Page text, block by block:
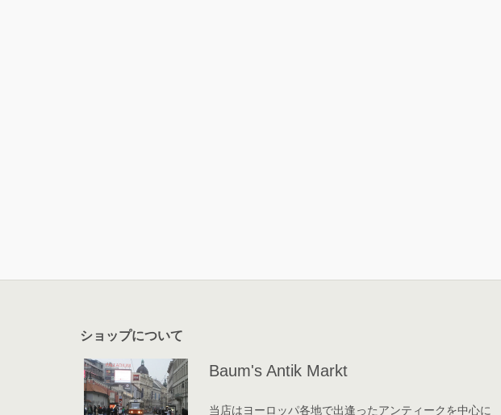
ショップについて
Baum's Antik Markt
当店はヨーロッパ各地で出逢ったアンティークを中心に